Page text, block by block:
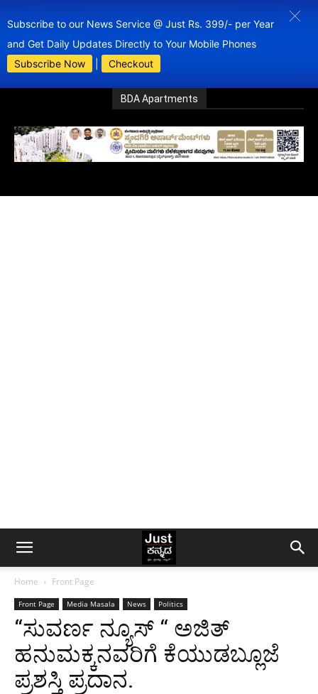
Subscribe to our News Service @ Just Rs. 399/- per Year
and Get Daily Updates Directly to Your Mobile Phones
Subscribe Now
Checkout
BDA Apartments
Home Front Page
Front Page Media Masala News Politics
“ಸುವರ್ಣ ನ್ಯೂಸ್‌ “ ಅಜಿತ್
ಹನುಮಕ್ಕನವರಿಗೆ ಕೆಯುಡಬ್ಲೂಜೆ
ಪ್ರಶಸ್ತಿ ಪ್ರದಾನ.